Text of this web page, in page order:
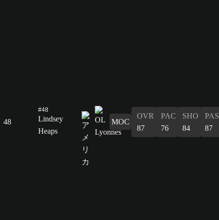
48
#48
Lindsey
Heaps
MOC
OVR
87
PAC
76
SHO
84
PAS
87